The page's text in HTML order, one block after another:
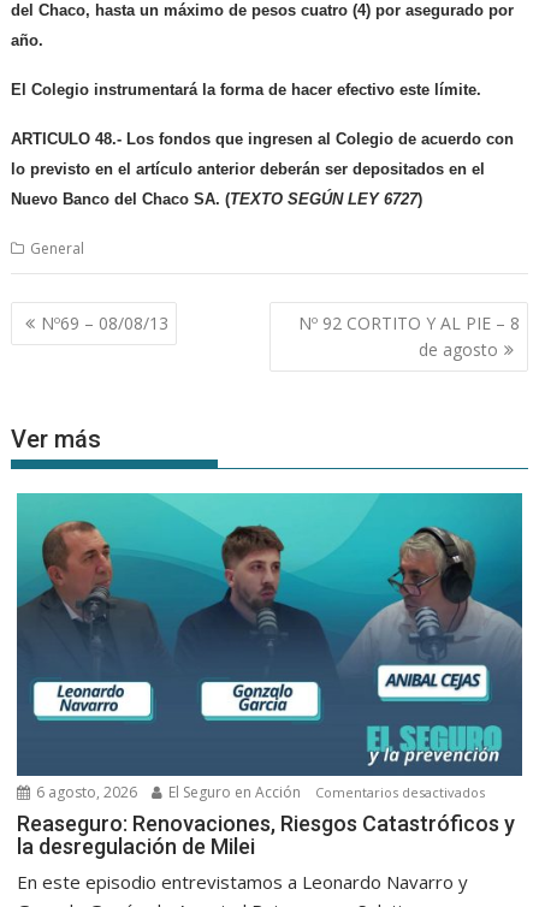
del Chaco, hasta un máximo de pesos cuatro (4) por asegurado por
año.
El Colegio instrumentará la forma de hacer efectivo este límite.
ARTICULO 48.- Los fondos que ingresen al Colegio de acuerdo con
lo previsto en el artículo anterior deberán ser depositados en el
Nuevo Banco del Chaco SA.(TEXTO SEGÚN LEY 6727)
General
Navegación
de
Nº69 – 08/08/13
Nº 92 CORTITO Y AL PIE – 8
de agosto
Ver más
6 agosto, 2026 El Seguro en Acción Comentarios desactivadosen
Reaseguro: Renovaciones, Riesgos Catastróficos y
la desregulación de Milei
En este episodio entrevistamos a Leonardo Navarro y